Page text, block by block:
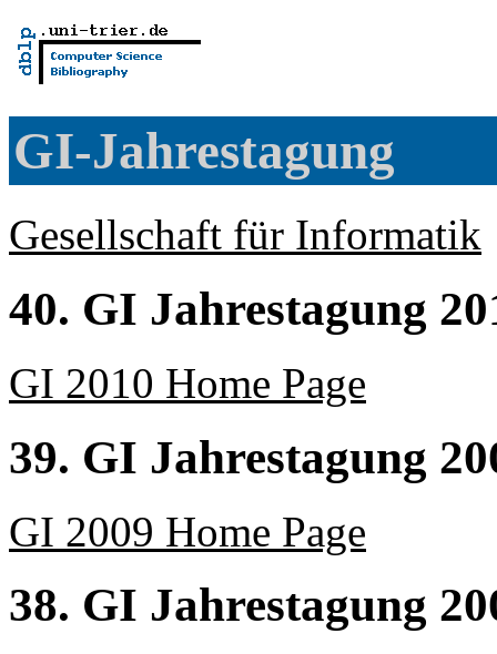
GI-Jahrestagung
Gesellschaft für Informatik
40. GI Jahrestagung
GI 2010 Home Page
39. GI Jahrestagung
GI 2009 Home Page
38. GI Jahrestagung